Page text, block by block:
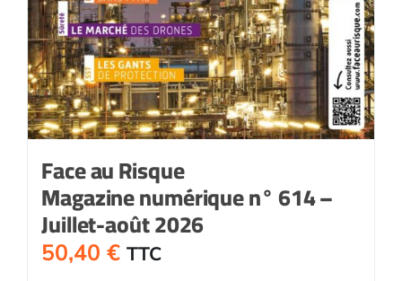
Face au Risque
Magazine numérique n° 614 –
Juillet-août 2026
50,40 € TTC